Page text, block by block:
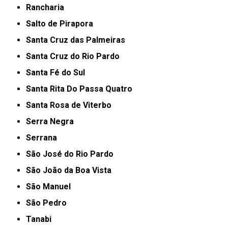
Rancharia
Salto de Pirapora
Santa Cruz das Palmeiras
Santa Cruz do Rio Pardo
Santa Fé do Sul
Santa Rita Do Passa Quatro
Santa Rosa de Viterbo
Serra Negra
Serrana
São José do Rio Pardo
São João da Boa Vista
São Manuel
São Pedro
Tanabi